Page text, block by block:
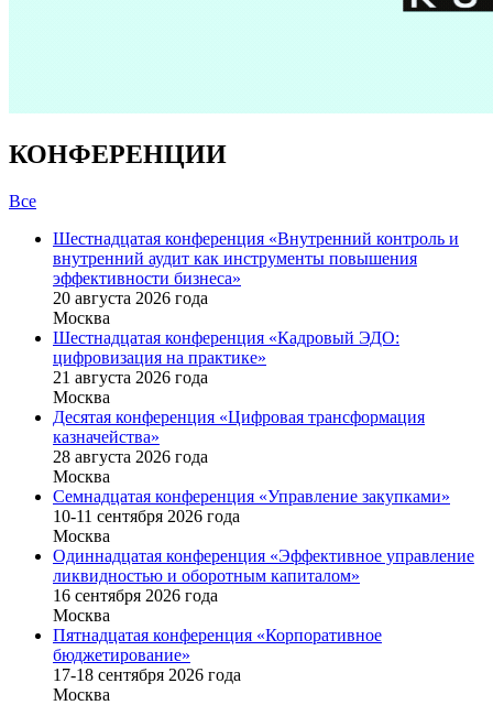
КОНФЕРЕНЦИИ
Все
Шестнадцатая конференция «Внутренний контроль и
внутренний аудит как инструменты повышения
эффективности бизнеса»
20 августа 2026 года
Москва
Шестнадцатая конференция «Кадровый ЭДО:
цифровизация на практике»
21 августа 2026 года
Москва
Десятая конференция «Цифровая трансформация
казначейства»
28 августа 2026 года
Москва
Семнадцатая конференция «Управление закупками»
10-11 сентября 2026 года
Москва
Одиннадцатая конференция «Эффективное управление
ликвидностью и оборотным капиталом»
16 cентября 2026 года
Москва
Пятнадцатая конференция «Корпоративное
бюджетирование»
17-18 сентября 2026 года
Москва